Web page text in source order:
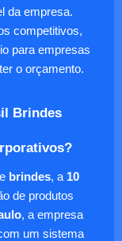
da empresa.
competitivos,
para empresas
o orçamento.
Brindes
brindes, a 10
de produtos
, a empresa
um sistema